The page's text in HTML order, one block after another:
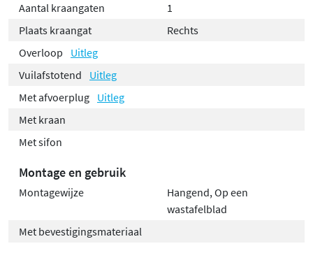
Aantal kraangaten
1
Plaats kraangat
Rechts
Overloop
Uitleg
Vuilafstotend
Uitleg
Met afvoerplug Uitleg
Met kraan
Met sifon
Montage en gebruik
Montagewijze
Hangend, Op een
wastafelblad
Met bevestigingsmateriaal